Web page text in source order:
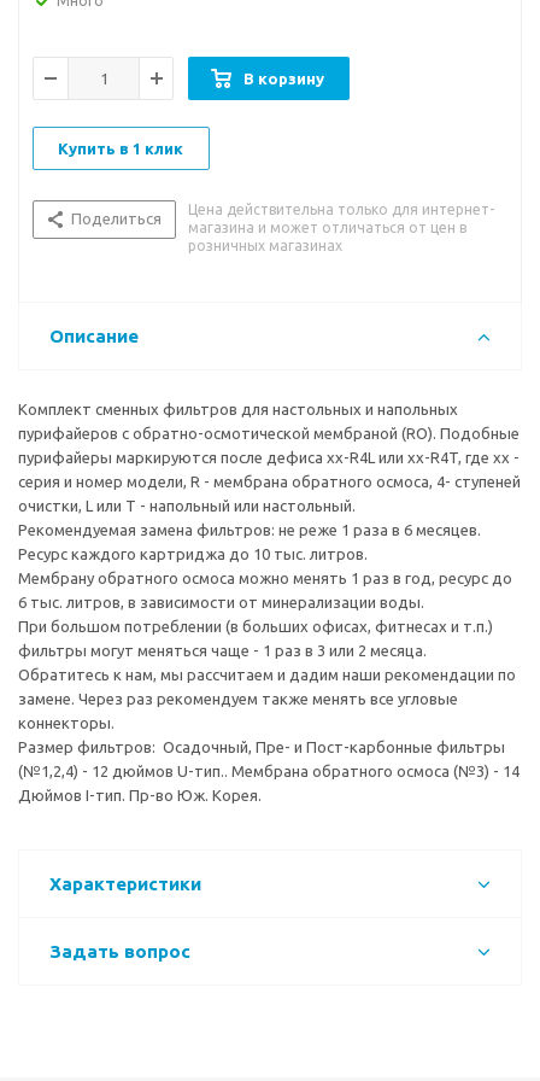
Мембрану обратного осмоса можно менять 1 раз в год,
ресурс до 6 тыс. литров, в зависимости от минерализации
При большом потреблении (в больших офисах, фитнесах и
Обратитесь к нам, мы рассчитаем и дадим наши
Размер фильтров: Осадочный, Пре- и Пост-карбонные
В корзину
Купить в 1 клик
Поделиться
Цена действительна только для интернет-
магазина и может отличаться от цен в
розничных магазинах
Описание
Комплект сменных фильтров для настольных и напольных
пурифайеров с обратно-осмотической мембраной (RO). Подобные
пурифайеры маркируются после дефиса xx-R4L или xx-R4T, где xx -
серия и номер модели, R - мембрана обратного осмоса, 4- ступеней
очистки, L или Т - напольный или настольный.
Рекомендуемая замена фильтров: не реже 1 раза в 6 месяцев.
Ресурс каждого картриджа до 10 тыс. литров.
Мембрану обратного осмоса можно менять 1 раз в год, ресурс до
6 тыс. литров, в зависимости от минерализации воды.
При большом потреблении (в больших офисах, фитнесах и т.п.)
фильтры могут меняться чаще - 1 раз в 3 или 2 месяца.
Обратитесь к нам, мы рассчитаем и дадим наши рекомендации по
замене. Через раз рекомендуем также менять все угловые
коннекторы.
Размер фильтров: Осадочный, Пре- и Пост-карбонные фильтры
(№1,2,4) - 12 дюймов U-тип.. Мембрана обратного осмоса (№3) - 14
Дюймов I-тип. Пр-во Юж. Корея.
Характеристики
Задать вопрос